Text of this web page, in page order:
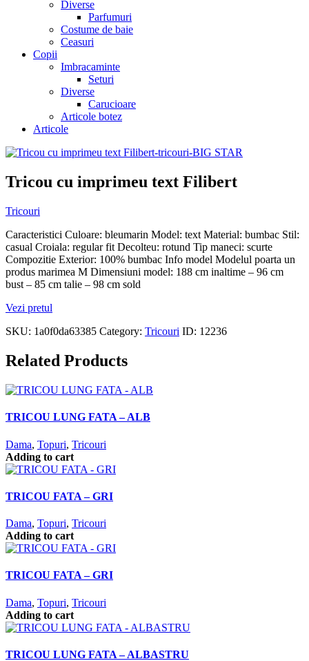
Diverse
Parfumuri
Costume de baie
Ceasuri
Copii
Imbracaminte
Seturi
Diverse
Carucioare
Articole botez
Articole
Tricou cu imprimeu text Filibert
Tricouri
Caracteristici Culoare: bleumarin Model: text Material: bumbac Stil:
casual Croiala: regular fit Decolteu: rotund Tip maneci: scurte
Compozitie Exterior: 100% bumbac Info model Modelul poarta un
produs marimea M Dimensiuni model: 188 cm inaltime – 96 cm
bust – 85 cm talie – 98 cm sold
Vezi pretul
SKU: 1a0f0da63385 Category: Tricouri ID: 12236
Related Products
TRICOU LUNG FATA – ALB
Dama, Topuri, Tricouri
Adding to cart
TRICOU FATA – GRI
Dama, Topuri, Tricouri
Adding to cart
TRICOU FATA – GRI
Dama, Topuri, Tricouri
Adding to cart
TRICOU LUNG FATA – ALBASTRU